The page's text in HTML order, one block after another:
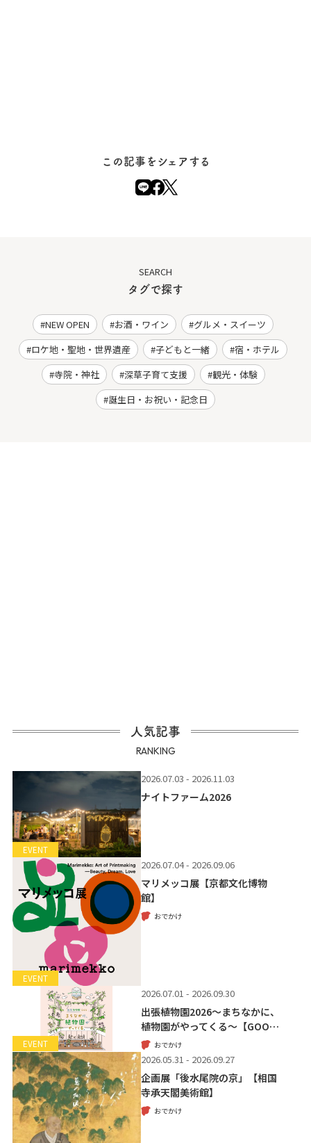
この記事をシェアする
SEARCH
タグで探す
NEW OPEN お酒・ワイン
グルメ・スイーツ
ロケ地・聖地・世界遺産
子どもと一緒
宿・ホテル
寺院・神社
深草子育て支援
観光・体験
誕生日・お祝い・記念日
人気記事
RANKING
EVENT
2026.07.03 - 2026.11.03
ナイトファーム2026
EVENT
2026.07.04 - 2026.09.06
マリメッコ展【京都文化博物
館】
おでかけ
EVENT
2026.07.01 - 2026.09.30
出張植物園2026～まちなかに、
植物園がやってくる～【GOO…
おでかけ
2026.05.31 - 2026.09.27
企画展「後水尾院の京」【相国
寺承天閣美術館】
おでかけ